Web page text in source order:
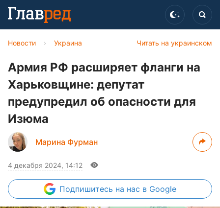
Читать на украинском
Новости › Украина
Армия РФ расширяет фланги на
Харьковщине: депутат
предупредил об опасности для
Изюма
Марина Фурман
4 декабря 2024, 14:12
Подпишитесь на нас в Google